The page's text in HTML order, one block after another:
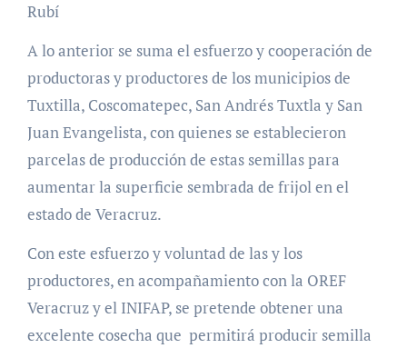
Rubí
A lo anterior se suma el esfuerzo y cooperación de
productoras y productores de los municipios de
Tuxtilla, Coscomatepec, San Andrés Tuxtla y San
Juan Evangelista, con quienes se establecieron
parcelas de producción de estas semillas para
aumentar la superficie sembrada de frijol en el
estado de Veracruz.
Con este esfuerzo y voluntad de las y los
productores, en acompañamiento con la OREF
Veracruz y el INIFAP, se pretende obtener una
excelente cosecha que permitirá producir semilla